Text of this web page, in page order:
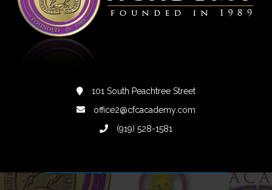
101 South Peachtree Street
office2@cfcacademy.com
(919) 528-1581